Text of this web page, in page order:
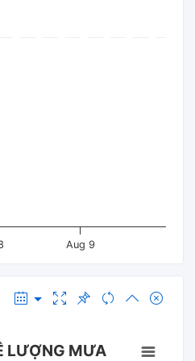
Aug 9
LƯỢNG MƯA